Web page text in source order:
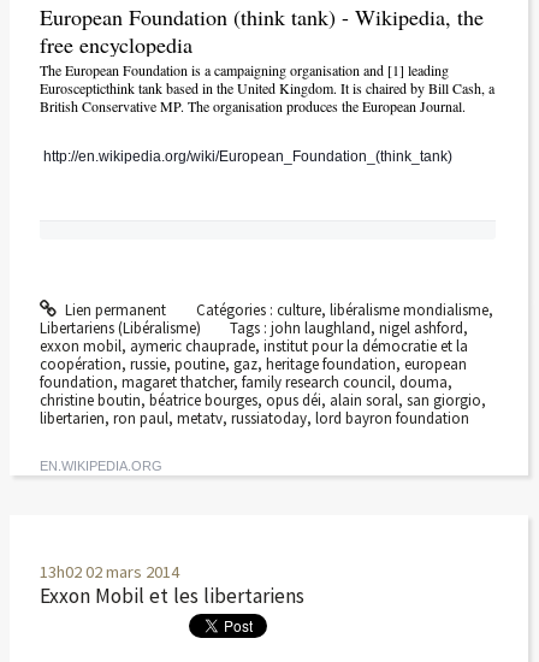
European Foundation (think tank) - Wikipedia, the
free encyclopedia
EN.WIKIPEDIA.ORG
The European Foundation is a campaigning organisation and [1] leading
Euroscepticthink tank based in the United Kingdom. It is chaired by Bill Cash, a
British Conservative MP. The organisation produces the European Journal.
http://en.wikipedia.org/wiki/European_Foundation_(think_tank)
Lien permanent Catégories : culture, libéralisme mondialisme,
Libertariens (Libéralisme)
Tags :john laughland,nigel ashford,
exxon mobil, aymeric chauprade, institut pour la démocratie et la
coopération, russie, poutine, gaz, heritage foundation, european
foundation, magaret thatcher, family research council, douma,
christine boutin, béatrice bourges, opus déi, alain soral, san giorgio,
libertarien, ron paul, metatv, russiatoday, lord bayron foundation
13h0202mars 2014
Exxon Mobil et les libertariens